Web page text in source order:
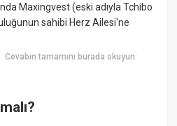
Maxingvest (eski adıyla Tchibo
sahibi Herz Ailesi'ne
Cevabın tamamını burada okuyun: